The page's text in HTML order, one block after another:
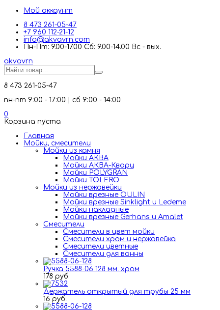
Мой аккаунт
8 473 261-05-47
+7 960 112-21-12
info@akvavrn.com
Пн-Пт: 9.00-17.00 Сб: 9.00-14.00 Вс - вых.
akvavrn
8 473 261-05-47
пн-пт 9:00 - 17:00 | сб 9:00 - 14:00
0
Корзина пуста
Главная
Мойки, смесители
Mойки из камня
Мойки АКВА
Мойки АКВА-Кварц
Мойки POLYGRAN
Мойки TOLERO
Мойки из нержавейки
Мойки врезные OULIN
Мойки врезные Sinklight и Ledeme
Мойки накладные
Мойки врезные Gerhans и Amalet
Смесители
Смесители в цвет мойки
Смесители хром и нержавейка
Смесители цветные
Смесители для ванны
Ручка 5588-06 128 мм. хром
178 руб.
Держатель открытый для трубы 25 мм
16 руб.